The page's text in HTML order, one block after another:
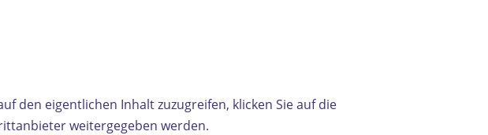
den eigentlichen Inhalt zuzugreifen, klicken Sie auf die
weitergegeben werden.